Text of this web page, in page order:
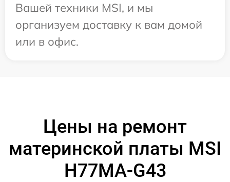
Вашей техники MSI, и мы
организуем доставку к вам домой
или в офис.
Цены на ремонт
материнской платы MSI
H77MA-G43